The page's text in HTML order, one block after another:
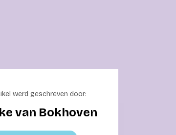
werd geschreven door:
van Bokhoven